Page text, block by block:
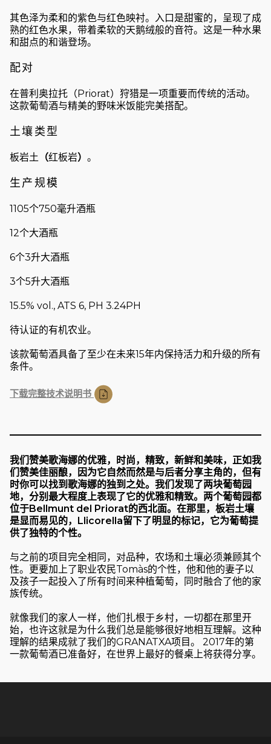
其色泽为柔和的紫色与红色映衬。入口是甜蜜的，呈现了成
熟的红色水果，带着柔软的天鹅绒般的音符。这是一种水果
和甜点的和谐登场。
配对
在普利奥拉托（Priorat）狩猎是一项重要而传统的活动。
这款葡萄酒与精美的野味米饭能完美搭配。
土壤类型
板岩土 （红板岩） 。
生产规模
1105个750毫升酒瓶
12个大酒瓶
6个3升大酒瓶
3个5升大酒瓶
15.5% vol., ATS 6, PH 3.24PH
待认证的有机农业。
该款葡萄酒具备了至少在未来15年内保持活力和升级的所有
条件。
下载完整技术说明书
我们赞美歌海娜的优雅，时尚，精致，新鲜和美味，正如我
们赞美佳丽酿，因为它自然而然是与后者分享主角的，但有
时你可以找到歌海娜的独到之处。我们发现了两块葡萄园
地，分别最大程度上表现了它的优雅和精致。两个葡萄园都
位于Bellmunt del Priorat的西北面。在那里，板岩土壤
是显而易见的，Llicorella留下了明显的标记，它为葡萄提
供了独特的个性。
与之前的项目完全相同，对品种，农场和土壤必须兼顾其个
性。更要加上了职业农民Tomàs的个性，他和他的妻子以
及孩子一起投入了所有时间来种植葡萄，同时融合了他的家
族传统。
就像我们的家人一样，他们扎根于乡村，一切都在那里开
始，也许这就是为什么我们总是能够很好地相互理解。这种
理解的结果成就了我们的GRANATXA项目。 2017年的第
一款葡萄酒已准备好，在世界上最好的餐桌上将获得分享。